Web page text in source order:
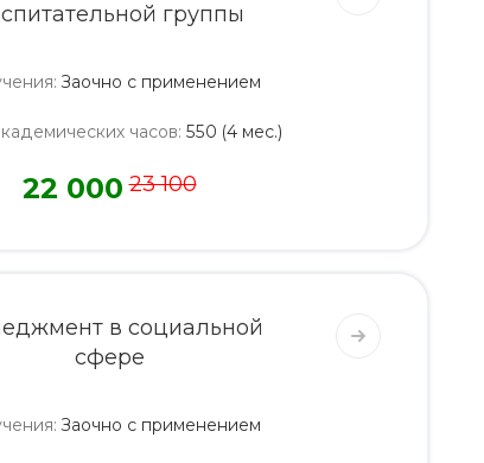
группы
: Заочно с применением
часов: 550 (4 мес.)
22 000 23 100
в социальной
сфере
: Заочно с применением